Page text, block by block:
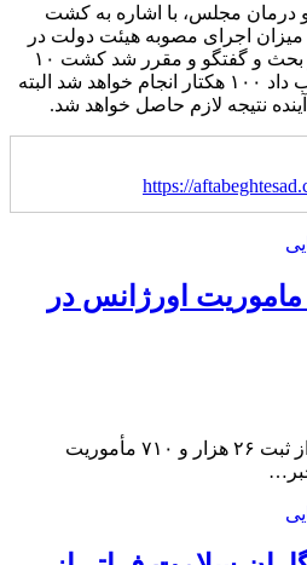
مجلس، با اشاره به کشت
اجرای مصوبه هیئت دولت در
مورد کشت شقایق ایرانی نیز بحث و گفتگو و مقرر شد کشت ۱۰
هکتار شقایق انجام و اگر جواب داد ۱۰۰ هکتار انجام خواهد شد البته
نتیجه لازم حاصل خواهد شد.
https://
ثبت ۲۶ هزار و ۷۱۰ ماموریت اورژانس در
رئیس اورژانس استان تهران از ثبت ۲۶ هزار و ۷۱۰ مأموریت